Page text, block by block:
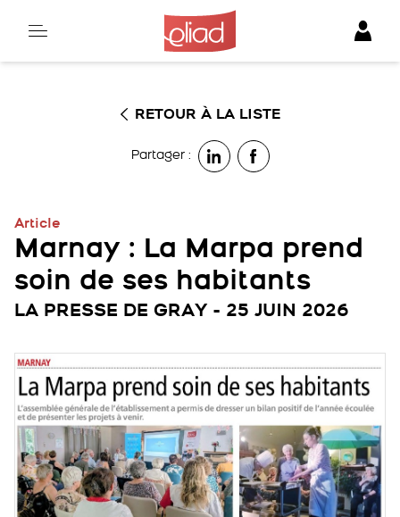
RETOUR À LA LISTE
Partager :
Marnay : La Marpa prend
soin de ses habitants
Article
LA PRESSE DE GRAY - 25 JUIN 2026